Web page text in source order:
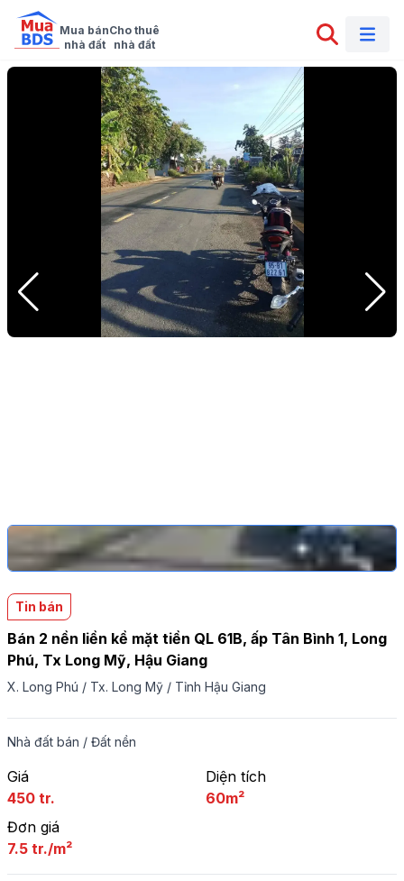
Mua bán
nhà đất
Cho thuê
nhà đất
Tin bán
Bán 2 nền liền kề mặt tiền QL 61B, ấp Tân Bình 1, Long
Phú, Tx Long Mỹ, Hậu Giang
X. Long Phú / Tx. Long Mỹ / Tỉnh Hậu Giang
Nhà đất bán / Đất nền
Giá
450 tr.
Diện tích
60m²
Đơn giá
7.5 tr./m²